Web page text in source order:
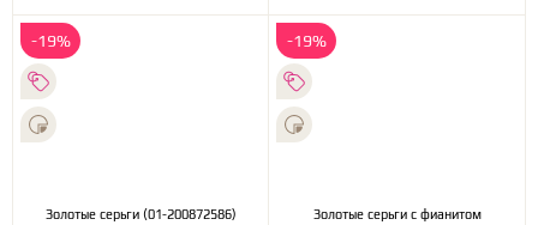
-19%
Золотые серьги (01-200872586)
-19%
Золотые серьги с фианитом